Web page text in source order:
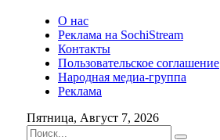
О нас
Реклама на SochiStream
Контакты
Пользовательское соглашение
Народная медиа-группа
Реклама
Пятница, Август 7, 2026